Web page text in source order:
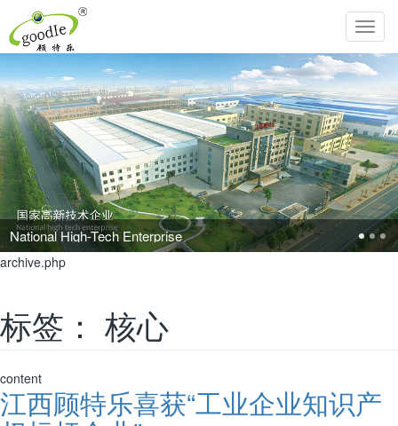
High-Tech Enterprise
archive.php
标签： 核心
content
江西顾特乐喜获“工业企业知识产